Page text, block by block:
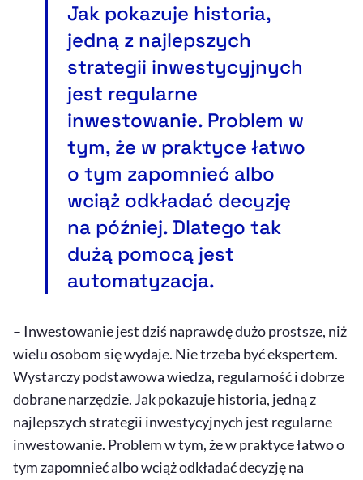
Jak pokazuje historia,
jedną z najlepszych
strategii inwestycyjnych
jest regularne
inwestowanie. Problem w
tym, że w praktyce łatwo
o tym zapomnieć albo
wciąż odkładać decyzję
na później. Dlatego tak
dużą pomocą jest
automatyzacja.
– Inwestowanie jest dziś naprawdę dużo prostsze, niż
wielu osobom się wydaje. Nie trzeba być ekspertem.
Wystarczy podstawowa wiedza, regularność i dobrze
dobrane narzędzie. Jak pokazuje historia, jedną z
najlepszych strategii inwestycyjnych jest regularne
inwestowanie. Problem w tym, że w praktyce łatwo o
tym zapomnieć albo wciąż odkładać decyzję na